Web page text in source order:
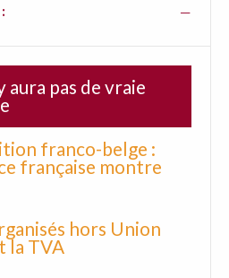
aura pas de vraie
franco-belge :
française montre
hors Union
la TVA